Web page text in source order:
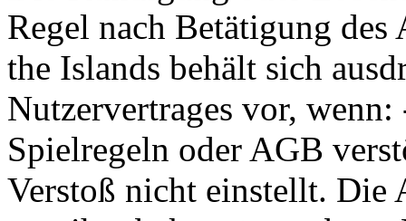
Regel nach Betätigung
the Islands behält sich
Nutzervertrages vor,
Spielregeln oder AGB
Verstoß nicht einstellt. Die